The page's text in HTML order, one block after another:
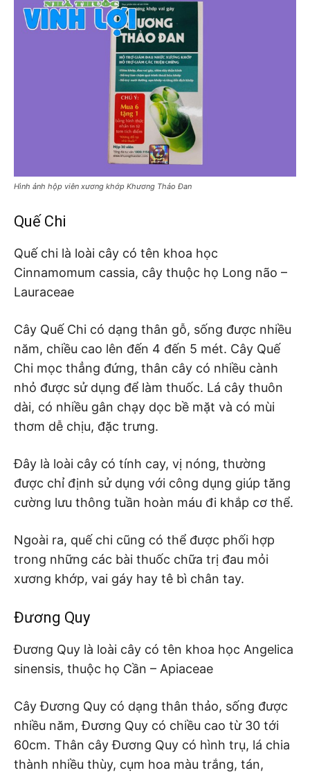
Hình ảnh hộp viên xương khớp Khương Thảo Đan
Quế Chi
Quế chi là loài cây có tên khoa học
Cinnamomum cassia, cây thuộc họ Long não –
Lauraceae
Cây Quế Chi có dạng thân gỗ, sống được nhiều
năm, chiều cao lên đến 4 đến 5 mét. Cây Quế
Chi mọc thẳng đứng, thân cây có nhiều cành
nhỏ được sử dụng để làm thuốc. Lá cây thuôn
dài, có nhiều gân chạy dọc bề mặt và có mùi
thơm dễ chịu, đặc trưng.
Đây là loài cây có tính cay, vị nóng, thường
được chỉ định sử dụng với công dụng giúp tăng
cường lưu thông tuần hoàn máu đi khắp cơ thể.
Ngoài ra, quế chi cũng có thể được phối hợp
trong những các bài thuốc chữa trị đau mỏi
xương khớp, vai gáy hay tê bì chân tay.
Đương Quy
Đương Quy là loài cây có tên khoa học Angelica
sinensis, thuộc họ Cần – Apiaceae
Cây Đương Quy có dạng thân thảo, sống được
nhiều năm, Đương Quy có chiều cao từ 30 tới
60cm. Thân cây Đương Quy có hình trụ, lá chia
thành nhiều thùy, cụm hoa màu trắng, tán,